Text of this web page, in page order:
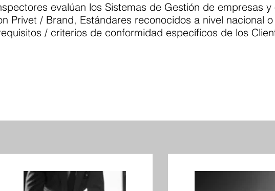
evalúan los Sistemas de Gestión de empresas
Privet / Brand, Estándares reconocidos a nivel nacional
/ criterios de conformidad específicos de los